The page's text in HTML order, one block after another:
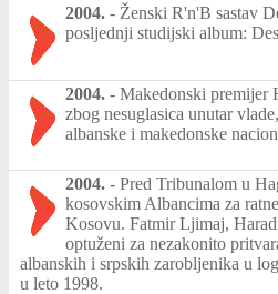
2004. - Ženski R'n'B sastav
posljednji studijski album:
2004. - Makedonski premijer
zbog nesuglasica unutar
albanske i makedonske
2004. - Pred Tribunalom u
kosovskim Albancima za
Kosovu. Fatmir Ljimaj,
optuženi za nezakonito
albanskih i srpskih zarobljenika u
u leto 1998.